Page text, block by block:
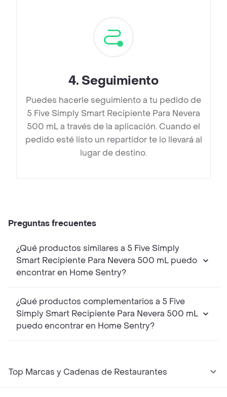
4. Seguimiento
Puedes hacerle seguimiento a tu pedido de
5 Five Simply Smart Recipiente Para Nevera
500 mL a través de la aplicación. Cuando el
pedido esté listo un repartidor te lo llevará al
lugar de destino.
Preguntas frecuentes
¿Qué productos similares a 5 Five Simply
Smart Recipiente Para Nevera 500 mL puedo
encontrar en Home Sentry?
¿Qué productos complementarios a 5 Five
Simply Smart Recipiente Para Nevera 500 mL
puedo encontrar en Home Sentry?
Top Marcas y Cadenas de Restaurantes